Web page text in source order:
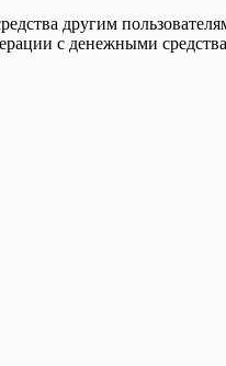
другим
с денежными